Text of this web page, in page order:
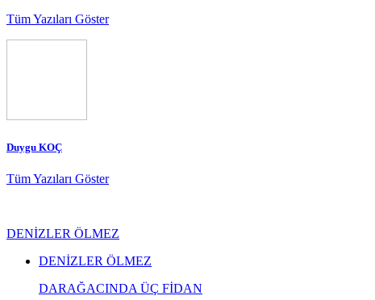
Tüm Yazıları Göster
Duygu KOÇ
Tüm Yazıları Göster
DENİZLER ÖLMEZ
DENİZLER ÖLMEZ
DARAĞACINDA ÜÇ FİDAN